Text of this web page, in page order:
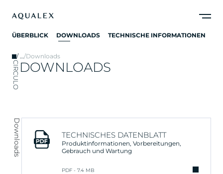
ÜBERBLICK DOWNLOADS TECHNISCHE INFORMATIONEN
/ …/Downloads
CIRCULODOWNLOADS
Downloads TECHNISCHES DATENBLATT
Produktinformationen, Vorbereitungen,
Gebrauch und Wartung
PDF - 7.4 MB